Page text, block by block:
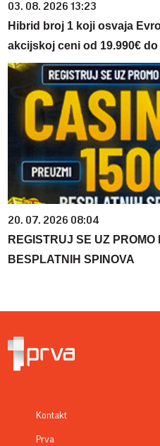
03. 08. 2026 13:23
Hibrid broj 1 koji osvaja
akcijskoj ceni od 19.990€ do
20. 07. 2026 08:04
REGISTRUJ SE UZ
BESPLATNIH SPINOVA
Kontakt
Prva